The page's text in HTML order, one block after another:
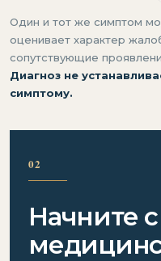
Один и тот же симптом
оценивает характер
сопутствующие
Диагноз не
симптому.
02
Начните с